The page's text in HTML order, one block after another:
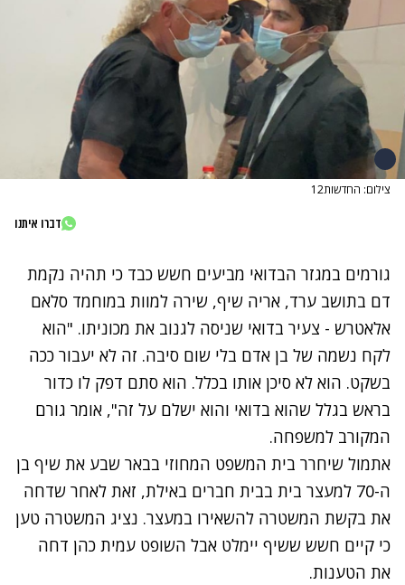
צילום: החדשות12
דברו איתנו
גורמים במגזר הבדואי מביעים חשש כבד כי תהיה נקמת
דם בתושב ערד, אריה שיף, שירה למוות במוחמד סלאם
אלאטרש - צעיר בדואי שניסה לגנוב את מכוניתו. "הוא
לקח נשמה של בן אדם בלי שום סיבה. זה לא יעבור ככה
בשקט. הוא לא סיכן אותו בכלל. הוא סתם דפק לו כדור
בראש בגלל שהוא בדואי והוא ישלם על זה", אומר גורם
המקורב למשפחה.
אתמול שיחרר בית המשפט המחוזי בבאר שבע את שיף בן
ה-70 למעצר בית בבית חברים באילת, זאת לאחר שדחה
את בקשת המשטרה להשאירו במעצר. נציג המשטרה טען
כי קיים חשש ששיף יימלט אבל השופט עמית כהן דחה
את הטענות.